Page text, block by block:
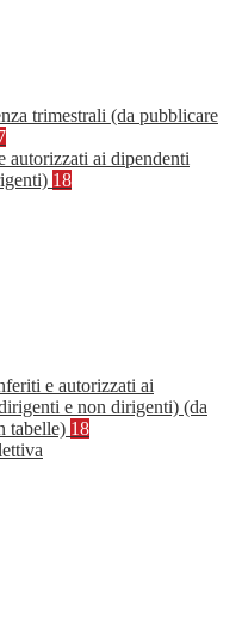
trimestrali (da pubblicare
autorizzati ai dipendenti
18
e autorizzati ai
e non dirigenti) (da
tabelle) 18